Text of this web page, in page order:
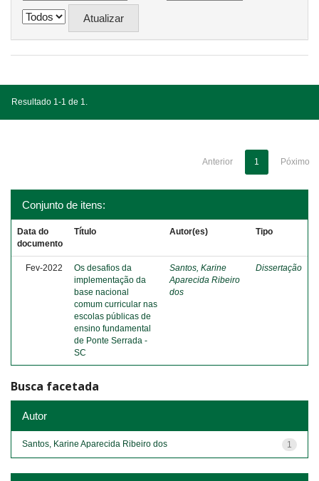
Resultado 1-1 de 1.
Anterior 1 Póximo
Conjunto de itens:
Data do
documento
Título Autor(es) Tipo
Fev-2022
Os desafios da
implementação da
base nacional
comum curricular nas
escolas públicas de
ensino fundamental
de Ponte Serrada -
SC
Santos, Karine
Aparecida Ribeiro
dos
Dissertação
Busca facetada
Autor
1
Santos, Karine Aparecida Ribeiro dos